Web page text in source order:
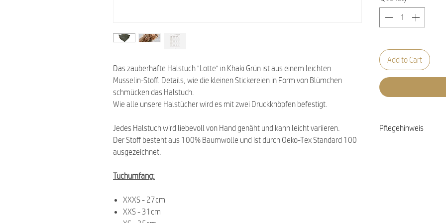
Das zauberhafte Halstuch "Lotte" in Khaki Grün ist aus einem leichten
Musselin-Stoff. Details, wie die kleinen Stickereien in Form von Blümchen
schmücken das Halstuch.
Wie alle unsere Halstücher wird es mit zwei Druckknöpfen befestigt.
Jedes Halstuch wird liebevoll von Hand genäht und kann leicht variieren.
Der Stoff besteht aus 100% Baumwolle und ist durch Oeko-Tex Standard 100
ausgezeichnet.
Tuchumfang:
XXXS - 27cm
XXS - 31cm
Add to Cart
Pflegehinweis